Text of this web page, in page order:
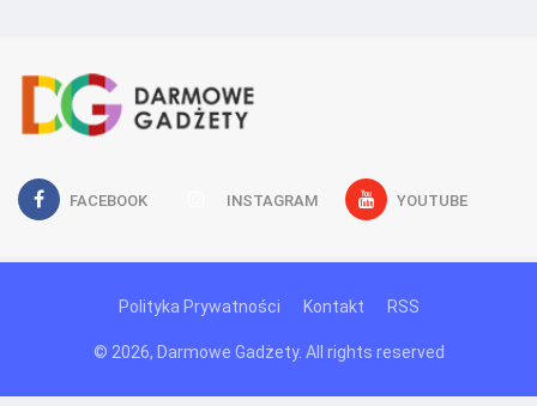
FACEBOOK INSTAGRAM YOUTUBE
Polityka Prywatności Kontakt RSS
© 2026, Darmowe Gadżety. All rights reserved